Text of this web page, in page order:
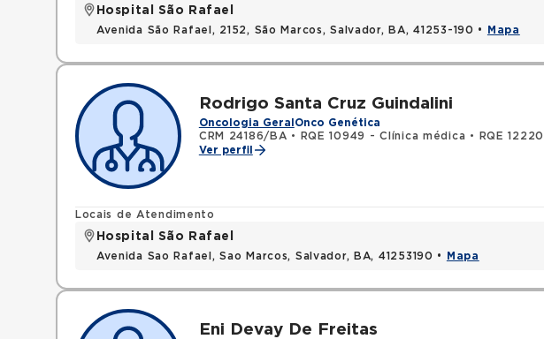
Hospital São Rafael
Avenida São Rafael, 2152, São Marcos, Salvador, BA, 41253-190 • Mapa
Rodrigo Santa Cruz Guindalini
Oncologia Geral Onco Genética
CRM 24186/BA • RQE 10949 - Clínica médica •
RQE 12220 - Oncologia clínica
Ver perfil
Locais de Atendimento
Hospital São Rafael
Avenida Sao Rafael, Sao Marcos, Salvador, BA, 41253190 • Mapa
Eni Devay De Freitas